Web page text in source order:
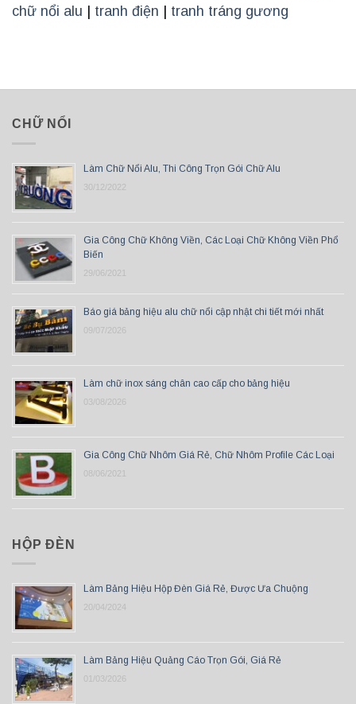
chữ nổi alu
tranh điện tranh tráng gương
CHỮ NỔI
Làm Chữ Nổi Alu, Thi Công Trọn Gói Chữ Alu
30/12/2022
Gia Công Chữ Không Viền, Các Loại Chữ Không Viền Phổ
Biến
29/06/2021
Báo giá bảng hiệu alu chữ nổi cập nhật chi tiết mới nhất
09/07/2026
Làm chữ inox sáng chân cao cấp cho bảng hiệu
03/08/2026
Gia Công Chữ Nhôm Giá Rẻ, Chữ Nhôm Profile Các Loại
08/06/2021
HỘP ĐÈN
Làm Bảng Hiệu Hộp Đèn Giá Rẻ, Được Ưa Chuộng
20/04/2024
Làm Bảng Hiệu Quảng Cáo Trọn Gói, Giá Rẻ
01/03/2026